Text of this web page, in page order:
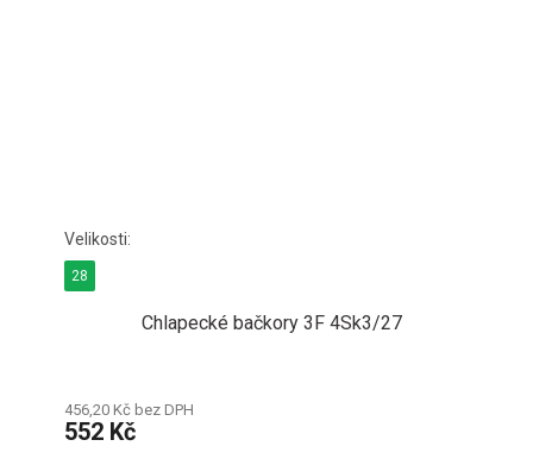
Chlapecké bačkory 3F 4Sk3/27
456,20 Kč bez DPH
552 Kč
28